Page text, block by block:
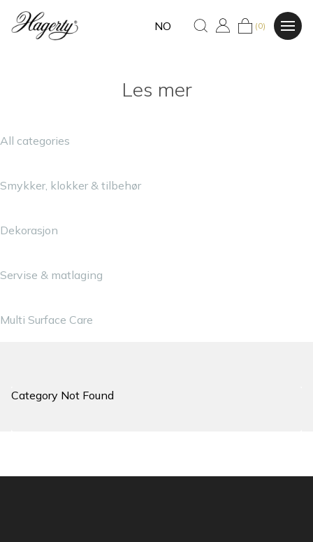
NO (0)
Les mer
All categories
Smykker, klokker & tilbehør
Dekorasjon
Servise & matlaging
Multi Surface Care
Category Not Found